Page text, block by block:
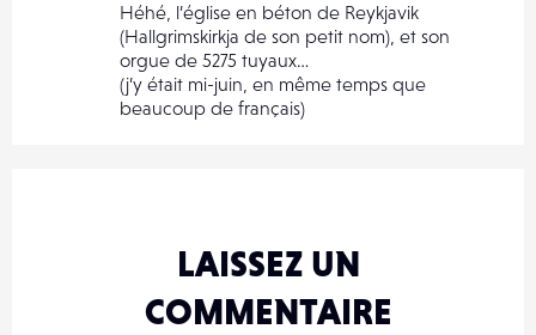
Héhé, l’église en béton de Reykjavik
(Hallgrimskirkja de son petit nom), et son
orgue de 5275 tuyaux…
(j’y était mi-juin, en même temps que
beaucoup de français)
LAISSEZ UN
COMMENTAIRE